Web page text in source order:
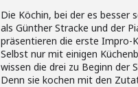
Die Köchin, bei der es besser
als Günther Stracke und der
präsentieren die erste Impro-
Selbst nur mit einigen
wissen die drei zu Beginn der
Denn sie kochen mit den